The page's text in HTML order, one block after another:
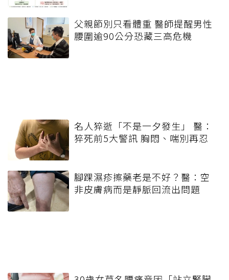
父親節別只看體重 醫師提醒男性
腰圍逾90公分恐藏三高危機
名人猝逝「不是一夕發生」 醫：
猝死前5大警訊 胸悶、喘別再忍
腳踝濕疹擦藥老是不好？醫：空
非皮膚病而是靜脈回流出問題